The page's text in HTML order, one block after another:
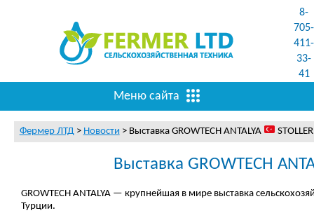
8-
705-
411-
33-
41
Меню сайта
Фермер ЛТД> Новости > Выставка GROWTECH ANTALYA
Выставка GROWTECH
GROWTECH ANTALYA — крупнейшая в мире выставка
Турции.